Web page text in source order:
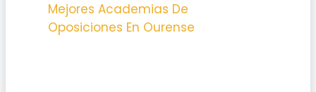
Mejores Academias De
Oposiciones En Ourense